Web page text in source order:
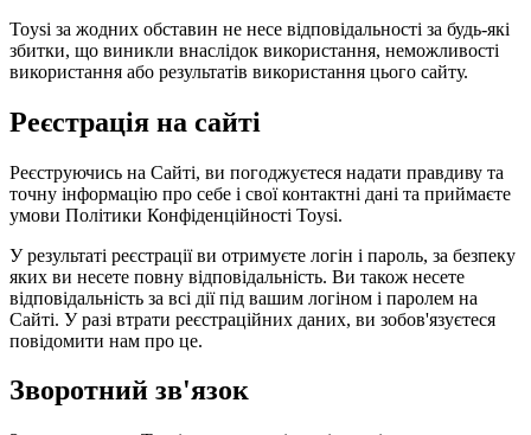
Toysi за жодних обставин не несе відповідальності за будь-які
збитки, що виникли внаслідок використання, неможливості
використання або результатів використання цього сайту.
Реєстрація на сайті
Реєструючись на Сайті, ви погоджуєтеся надати правдиву та
точну інформацію про себе і свої контактні дані та приймаєте
умови Політики Конфіденційності Toysi.
У результаті реєстрації ви отримуєте логін і пароль, за безпеку
яких ви несете повну відповідальність. Ви також несете
відповідальність за всі дії під вашим логіном і паролем на
Сайті. У разі втрати реєстраційних даних, ви зобов'язуєтеся
повідомити нам про це.
Зворотний зв'язок